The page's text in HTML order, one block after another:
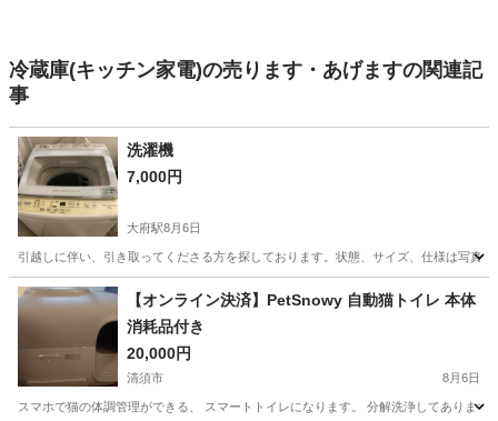
冷蔵庫(キッチン家電)の売ります・あげますの関連記
事
洗濯機
7,000円
大府駅8月6日
引越しに伴い、引き取ってくださる方を探しております。状態、サイズ、仕様は写真
愛知 大府市 大府駅 生活家電
【オンライン決済】PetSnowy 自動猫トイレ 本体
消耗品付き
20,000円
清須市 8月6日
スマホで猫の体調管理ができる、 スマートトイレになります。 分解洗浄してありま